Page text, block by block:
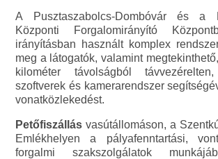
A Pusztaszabolcs-Dombóvár és a
Központi Forgalomirányító
irányításban használt komplex
meg a látogatók, valamint
kilométer távolságból
szoftverek és kamerarendszer
vonatközlekedést.
Petőfiszállás vasútállomáson, a
Emlékhelyen a pályafenntartási,
forgalmi szakszolgálatok